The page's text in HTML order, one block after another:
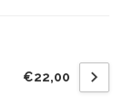
€22,00